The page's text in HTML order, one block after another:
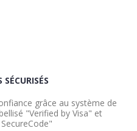
grâce au système de
"Verified by Visa" et